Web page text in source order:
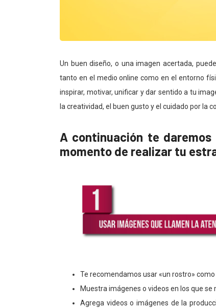
Un buen diseño, o una imagen acertada,
tanto en el medio online como en el entorno
inspirar, motivar, unificar y dar sentido a tu
la creatividad, el buen gusto y el cuidado por la
A continuación te
momento de realizar tu
Te recomendamos usar «un rostro»
Muestra imágenes o videos en los que
Agrega videos o imágenes de la